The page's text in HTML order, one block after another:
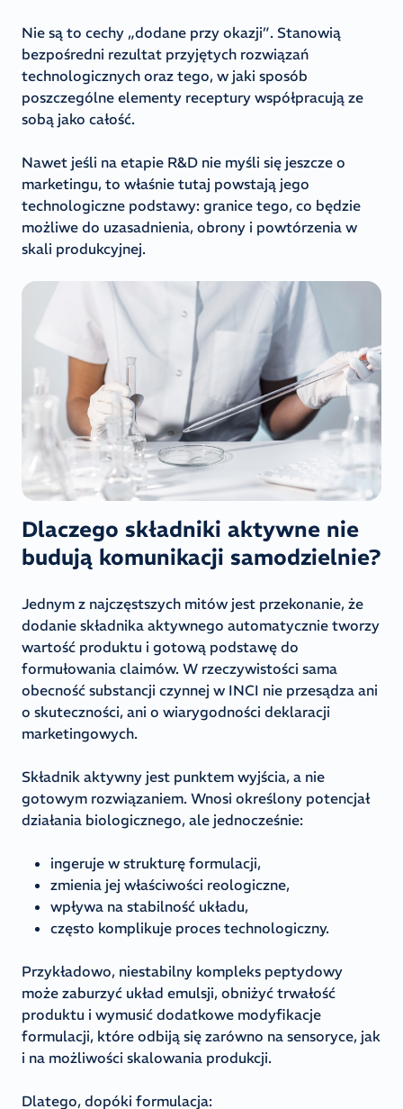
Nie są to cechy „dodane przy okazji”. Stanowią
bezpośredni rezultat przyjętych rozwiązań
technologicznych oraz tego, w jaki sposób
poszczególne elementy receptury współpracują ze
sobą jako całość.
Nawet jeśli na etapie R&D nie myśli się jeszcze o
marketingu, to właśnie tutaj powstają jego
technologiczne podstawy: granice tego, co będzie
możliwe do uzasadnienia, obrony i powtórzenia w
skali produkcyjnej.
Dlaczego składniki aktywne nie
budują komunikacji samodzielnie?
Jednym z najczęstszych mitów jest przekonanie, że
dodanie składnika aktywnego automatycznie tworzy
wartość produktu i gotową podstawę do
formułowania claimów. W rzeczywistości sama
obecność substancji czynnej w INCI nie przesądza ani
o skuteczności, ani o wiarygodności deklaracji
marketingowych.
Składnik aktywny jest punktem wyjścia, a nie
gotowym rozwiązaniem. Wnosi określony potencjał
działania biologicznego, ale jednocześnie:
ingeruje w strukturę formulacji,
zmienia jej właściwości reologiczne,
wpływa na stabilność układu,
często komplikuje proces technologiczny.
Przykładowo, niestabilny kompleks peptydowy
może zaburzyć układ emulsji, obniżyć trwałość
produktu i wymusić dodatkowe modyfikacje
formulacji, które odbiją się zarówno na sensoryce, jak
i na możliwości skalowania produkcji.
Dlatego, dopóki formulacja: